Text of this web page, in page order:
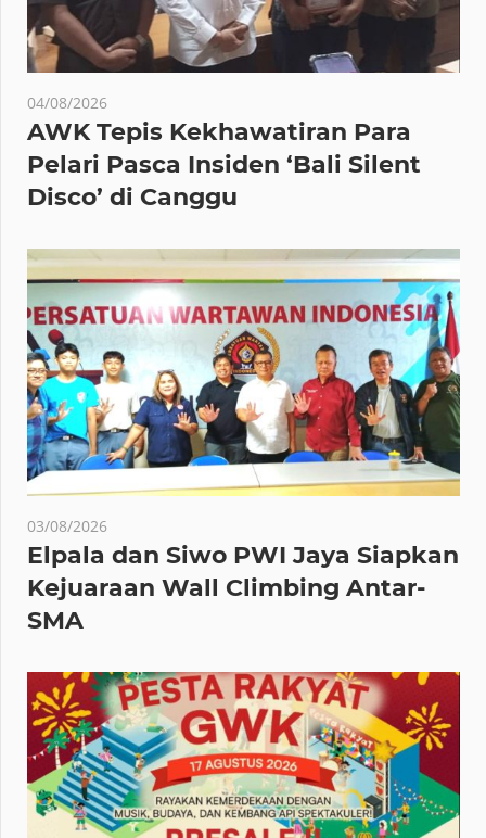
04/08/2026
AWK Tepis Kekhawatiran Para
Pelari Pasca Insiden ‘Bali Silent
Disco’ di Canggu
03/08/2026
Elpala dan Siwo PWI Jaya Siapkan
Kejuaraan Wall Climbing Antar-
SMA